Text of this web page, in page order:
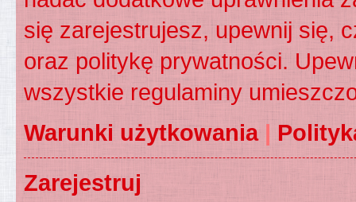
się zarejestrujesz, upewnij się,
oraz politykę prywatności.
wszystkie regulaminy
Warunki użytkowania|
Zarejestruj